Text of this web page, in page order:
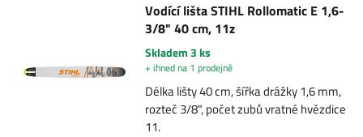
Vodící lišta STIHL Rollomatic E 1,6-
3/8" 40 cm, 11z
Skladem 3 ks
+ ihned na 1 prodejně
Délka lišty 40 cm, šířka drážky 1,6 mm,
rozteč 3/8", počet zubů vratné hvězdice
11.